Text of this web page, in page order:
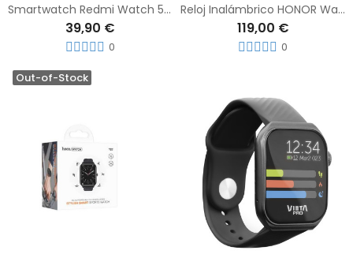
Smartwatch Redmi Watch 5 Active Negro
39,90 €
0
Reloj Inalámbrico HONOR Watch GS Pro Azul
119,00 €
0
Out-of-Stock